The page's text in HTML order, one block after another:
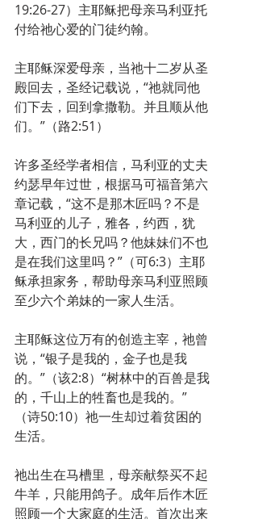
19:26-27）主耶稣把母亲马利亚托
付给祂心爱的门徒约翰。
主耶稣深爱母亲，当祂十二岁从圣
殿回去，圣经记载说，“祂就同他
们下去，回到拿撒勒。并且顺从他
们。”（路2:51）
许多圣经学者相信，马利亚的丈夫
约瑟早年过世，根据马可福音第六
章记载，“这不是那木匠吗？不是
马利亚的儿子，雅各，约西，犹
大，西门的长兄吗？他妹妹们不也
是在我们这里吗？”（可6:3）主耶
稣承担家务，帮助母亲马利亚照顾
至少六个弟妹的一家人生活。
主耶稣这位万有的创造主宰，祂曾
说，“银子是我的，金子也是我
的。”（该2:8）“树林中的百兽是我
的，千山上的牲畜也是我的。”
（诗50:10）祂一生却过着贫困的
生活。
祂出生在马槽里，母亲献祭买不起
牛羊，只能用鸽子。成年后作木匠
照顾一个大家庭的生活。首次出来